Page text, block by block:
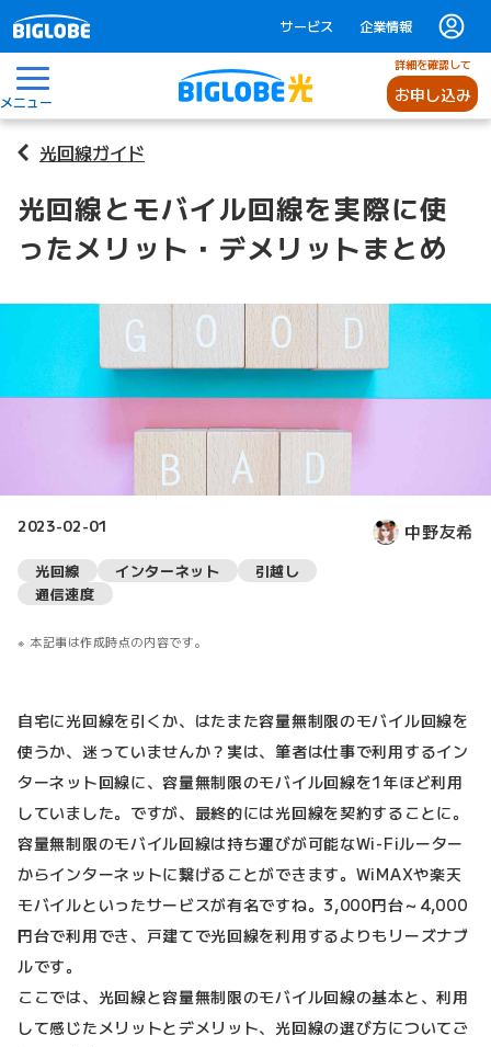
サービス 企業情報
メニュー
詳細を確認して
お申し込み
光回線ガイド
光回線とモバイル回線を実際に使
ったメリット・デメリットまとめ
2023-02-01 中野友希
光回線 インターネット
引越し
通信速度
本記事は作成時点の内容です。
自宅に光回線を引くか、はたまた容量無制限のモバイル回線を
使うか、迷っていませんか？実は、筆者は仕事で利用するイン
ターネット回線に、容量無制限のモバイル回線を1年ほど利用
していました。ですが、最終的には光回線を契約することに。
容量無制限のモバイル回線は持ち運びが可能なWi-Fiルーター
からインターネットに繋げることができます。WiMAXや楽天
モバイルといったサービスが有名ですね。3,000円台～4,000
円台で利用でき、戸建てで光回線を利用するよりもリーズナブ
ルです。
ここでは、光回線と容量無制限のモバイル回線の基本と、利用
して感じたメリットとデメリット、光回線の選び方についてご